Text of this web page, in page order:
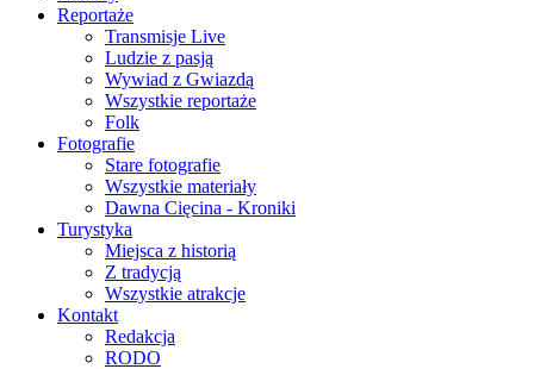
Reportaże
Transmisje Live
Ludzie z pasją
Wywiad z Gwiazdą
Wszystkie reportaże
Folk
Fotografie
Stare fotografie
Wszystkie materiały
Dawna Cięcina - Kroniki
Turystyka
Miejsca z historią
Z tradycją
Wszystkie atrakcje
Kontakt
Redakcja
RODO